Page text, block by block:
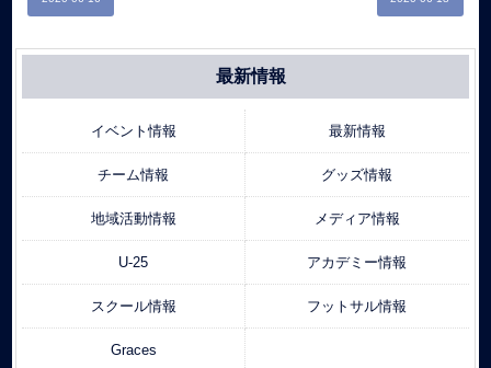
最新情報
イベント情報 最新情報
チーム情報 グッズ情報
地域活動情報 メディア情報
U-25 アカデミー情報
スクール情報 フットサル情報
Graces